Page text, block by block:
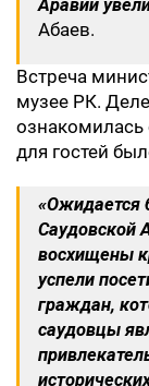
Аравии
Абаев.
Встреча
музее РК.
ознакомилась
для гостей
«Ожидается
Саудовской
восхищены
успели
граждан,
саудовцы